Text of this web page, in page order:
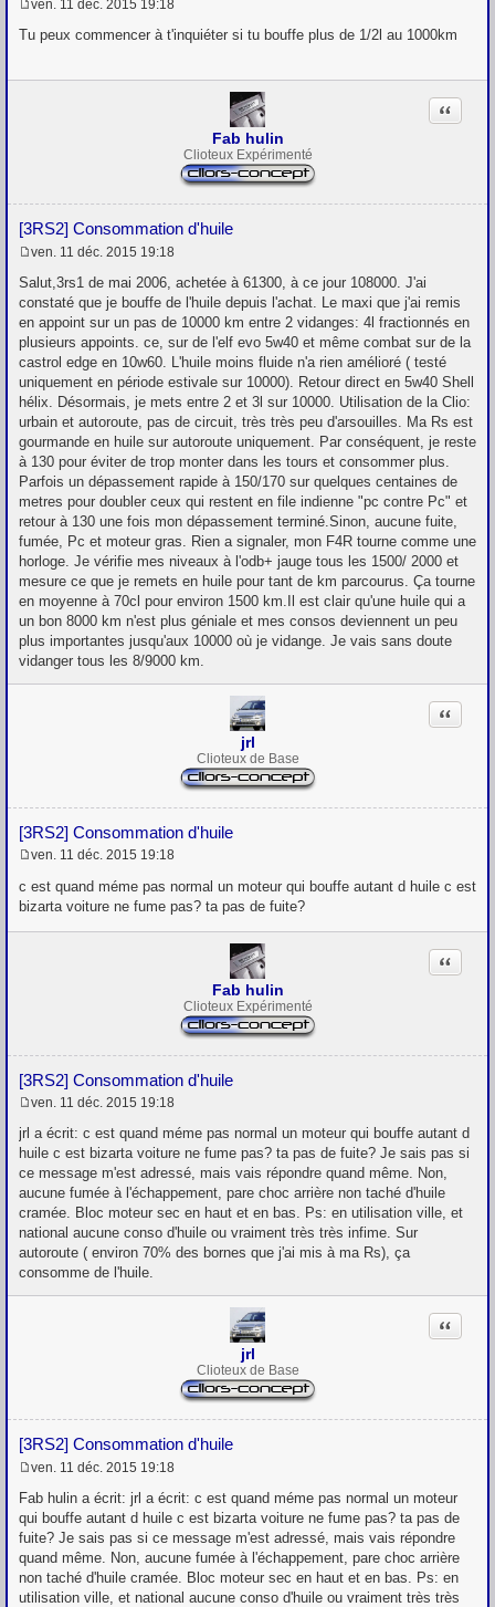
e
a
ven. 11 déc. 2015 19:18
Tu peux commencer à t'inquiéter si tu bouffe plus de 1/2l au 1000km
Fab hulin
Clioteux Expérimenté
[3RS2] Consommation d'huile
Citation
e
s
a
g
e
ven. 11 déc. 2015 19:18
Salut,3rs1 de mai 2006, achetée à 61300, à ce jour 108000. J'ai
constaté que je bouffe de l'huile depuis l'achat. Le maxi que j'ai remis
en appoint sur un pas de 10000 km entre 2 vidanges: 4l fractionnés en
plusieurs appoints. ce, sur de l'elf evo 5w40 et même combat sur de la
castrol edge en 10w60. L'huile moins fluide n'a rien amélioré ( testé
uniquement en période estivale sur 10000). Retour direct en 5w40 Shell
hélix. Désormais, je mets entre 2 et 3l sur 10000. Utilisation de la Clio:
urbain et autoroute, pas de circuit, très très peu d'arsouilles. Ma Rs est
gourmande en huile sur autoroute uniquement. Par conséquent, je reste
à 130 pour éviter de trop monter dans les tours et consommer plus.
Parfois un dépassement rapide à 150/170 sur quelques centaines de
metres pour doubler ceux qui restent en file indienne "pc contre Pc" et
retour à 130 une fois mon dépassement terminé.Sinon, aucune fuite,
fumée, Pc et moteur gras. Rien a signaler, mon F4R tourne comme une
horloge. Je vérifie mes niveaux à l'odb+ jauge tous les 1500/ 2000 et
mesure ce que je remets en huile pour tant de km parcourus. Ça tourne
en moyenne à 70cl pour environ 1500 km.Il est clair qu'une huile qui a
un bon 8000 km n'est plus géniale et mes consos deviennent un peu
plus importantes jusqu'aux 10000 où je vidange. Je vais sans doute
vidanger tous les 8/9000 km.
jrl
Clioteux de Base
[3RS2] Consommation d'huile
Citation
e
s
a
ven. 11 déc. 2015 19:18
c est quand méme pas normal un moteur qui bouffe autant d huile c est
bizarta voiture ne fume pas? ta pas de fuite?
Fab hulin
Clioteux Expérimenté
[3RS2] Consommation d'huile
Citation
e
s
s
a
g
e
ven. 11 déc. 2015 19:18
jrl a écrit: c est quand méme pas normal un moteur qui bouffe autant d
huile c est bizarta voiture ne fume pas? ta pas de fuite? Je sais pas si
ce message m'est adressé, mais vais répondre quand même. Non,
aucune fumée à l'échappement, pare choc arrière non taché d'huile
cramée. Bloc moteur sec en haut et en bas. Ps: en utilisation ville, et
national aucune conso d'huile ou vraiment très très infime. Sur
autoroute ( environ 70% des bornes que j'ai mis à ma Rs), ça
consomme de l'huile.
jrl
Clioteux de Base
[3RS2] Consommation d'huile
Citation
e
s
s
a
g
e
ven. 11 déc. 2015 19:18
Fab hulin a écrit: jrl a écrit: c est quand méme pas normal un moteur
qui bouffe autant d huile c est bizarta voiture ne fume pas? ta pas de
fuite? Je sais pas si ce message m'est adressé, mais vais répondre
quand même. Non, aucune fumée à l'échappement, pare choc arrière
non taché d'huile cramée. Bloc moteur sec en haut et en bas. Ps: en
utilisation ville, et national aucune conso d'huile ou vraiment très très